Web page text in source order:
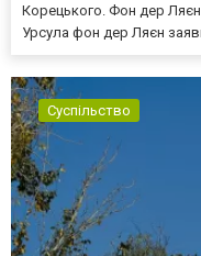
Корецького. Фон дер
Урсула фон дер Ляєн
Суспільство